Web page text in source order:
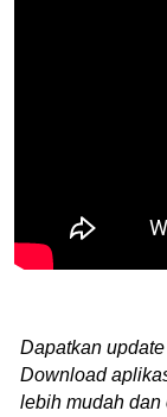
Dapatkan
Download
lebih mudah dan